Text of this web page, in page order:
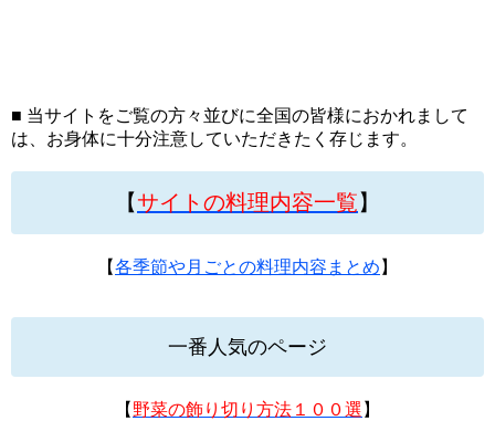
■ 当サイトをご覧の方々並びに全国の皆様におかれまして
は、お身体に十分注意していただきたく存じます。
【サイトの料理内容一覧】
【各季節や月ごとの料理内容まとめ 】
一番人気のページ
【 野菜の飾り切り方法１００選 】